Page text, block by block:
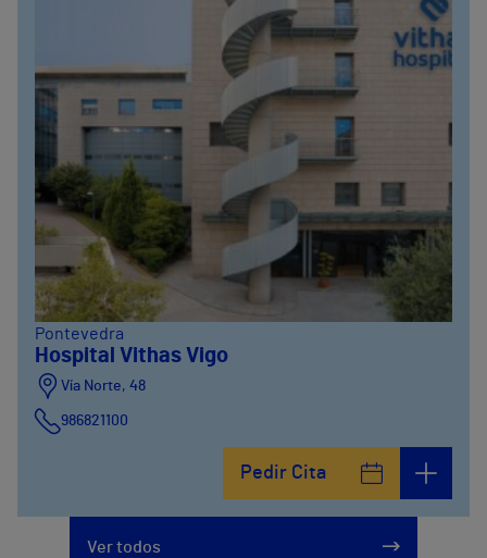
Pontevedra
Hospital Vithas Vigo
Vía Norte, 48
986821100
Pedir Cita
Ver todos